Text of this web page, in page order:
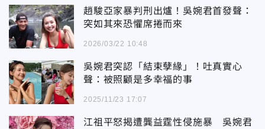
趙駿亞家暴判刑出爐！吳婉君首發聲：
突如其來恐懼席捲而來
2026/03/22 10:48
吳婉君突認「結束孽緣」！吐真實心
聲：被照顧是多幸福的事
2025/11/23 17:07
江祖平怒揭遭龔益霆性侵施暴 吳婉君